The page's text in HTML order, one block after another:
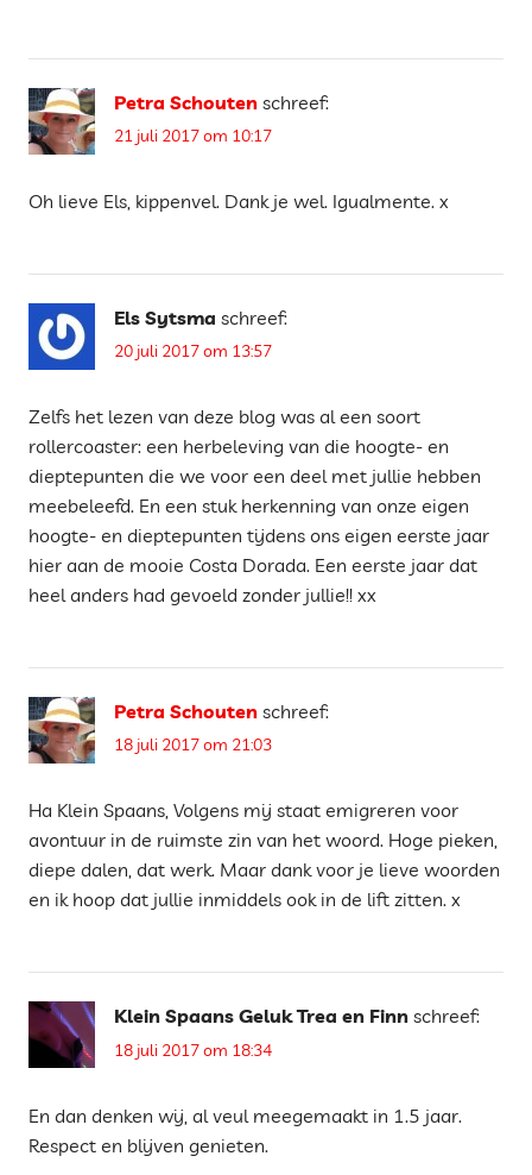
Petra Schouten schreef:
21 juli 2017 om 10:17
Oh lieve Els, kippenvel. Dank je wel. Igualmente. x
Els Sytsma schreef:
20 juli 2017 om 13:57
Zelfs het lezen van deze blog was al een soort
rollercoaster: een herbeleving van die hoogte- en
dieptepunten die we voor een deel met jullie hebben
meebeleefd. En een stuk herkenning van onze eigen
hoogte- en dieptepunten tijdens ons eigen eerste jaar
hier aan de mooie Costa Dorada. Een eerste jaar dat
heel anders had gevoeld zonder jullie!! xx
Petra Schouten schreef:
18 juli 2017 om 21:03
Ha Klein Spaans, Volgens mij staat emigreren voor
avontuur in de ruimste zin van het woord. Hoge pieken,
diepe dalen, dat werk. Maar dank voor je lieve woorden
en ik hoop dat jullie inmiddels ook in de lift zitten. x
Klein Spaans Geluk Trea en Finn schreef:
18 juli 2017 om 18:34
En dan denken wij, al veul meegemaakt in 1.5 jaar.
Respect en blijven genieten.